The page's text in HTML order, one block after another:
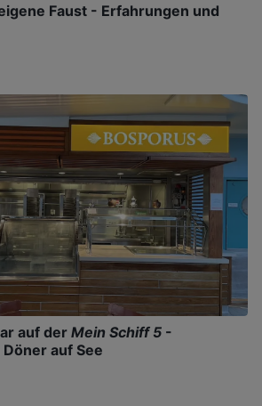
Faust - Erfahrungen und
auf der Mein Schiff 5 -
auf See